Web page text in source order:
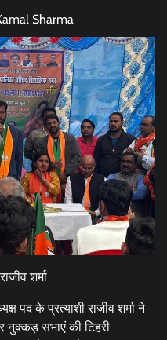
Sharma
शर्मा
पद के प्रत्याशी राजीव शर्मा ने
नुक्कड़ सभाएं की टिहरी